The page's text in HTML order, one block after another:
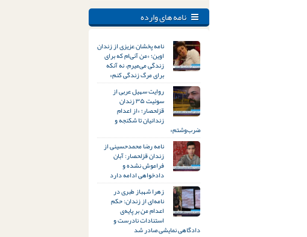
نامه های وارده
نامه پخشان عزیزی از زندان
اوین؛ «من آنی‌ام که برای
زندگی می‌میرم، نه آنکه
برای مرگ زندگی کنم»
روایت سهیل عربی از
سوئیت ۳۵ زندان
قزلحصار؛ «از اعدام
زندانیان تا شکنجه و
ضرب‌وشتم»
نامه رضا محمدحسینی از
زندان قزلحصار: آبان
فراموش نشده و
دادخواهی ادامه دارد
زهرا شهباز طبری در
نامه‌ای از زندان: حکم
اعدام من بر پایه‌ی
استنادات نادرست و
دادگاهی نمایشی صادر شد